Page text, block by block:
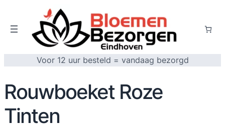
Voor 12 uur besteld = vandaag bezorgd
Rouwboeket Roze
Tinten